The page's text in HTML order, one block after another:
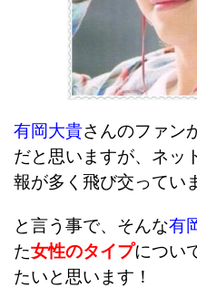
有岡大貴さんのファン
だと思いますが、ネッ
報が多く飛び交ってい
と言う事で、そんな有
た女性のタイプについ
たいと思います！